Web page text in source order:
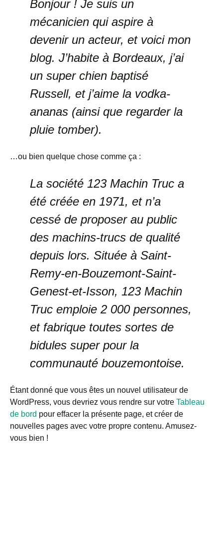
Bonjour ! Je suis un
mécanicien qui aspire à
devenir un acteur, et voici mon
blog. J’habite à Bordeaux, j’ai
un super chien baptisé
Russell, et j’aime la vodka-
ananas (ainsi que regarder la
pluie tomber).
…ou bien quelque chose comme ça :
La société 123 Machin Truc a
été créée en 1971, et n’a
cessé de proposer au public
des machins-trucs de qualité
depuis lors. Située à Saint-
Remy-en-Bouzemont-Saint-
Genest-et-Isson, 123 Machin
Truc emploie 2 000 personnes,
et fabrique toutes sortes de
bidules super pour la
communauté bouzemontoise.
Étant donné que vous êtes un nouvel utilisateur de
WordPress, vous devriez vous rendre sur votre Tableau
de bord pour effacer la présente page, et créer de
nouvelles pages avec votre propre contenu. Amusez-
vous bien !